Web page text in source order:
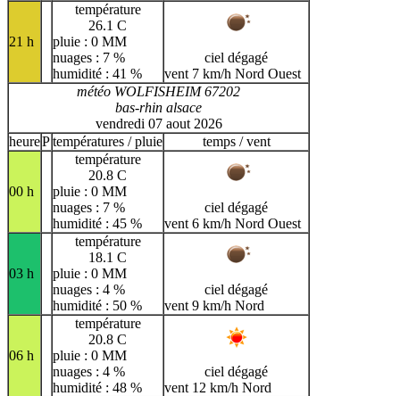
21 h
température
26.1 C
pluie : 0 MM
nuages : 7 %
humidité : 41 %
ciel dégagé
vent 7 km/h Nord Ouest
météo WOLFISHEIM 67202
bas-rhin alsace
vendredi 07 aout 2026
heurePtempératures / pluie temps / vent
00 h
température
20.8 C
pluie : 0 MM
nuages : 7 %
humidité : 45 %
ciel dégagé
vent 6 km/h Nord Ouest
03 h
température
18.1 C
pluie : 0 MM
nuages : 4 %
humidité : 50 %
ciel dégagé
vent 9 km/h Nord
06 h
température
20.8 C
pluie : 0 MM
nuages : 4 %
humidité : 48 %
ciel dégagé
vent 12 km/h Nord